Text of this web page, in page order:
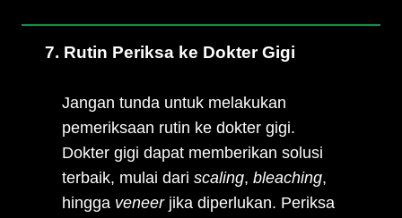
7. Rutin Periksa ke Dokter Gigi
Jangan tunda untuk melakukan
pemeriksaan rutin ke dokter gigi.
Dokter gigi dapat memberikan solusi
terbaik, mulai dari scaling, bleaching,
hingga veneerjika diperlukan. Periksa